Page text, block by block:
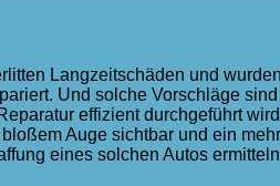
Langzeitschäden und
Und solche Vorschläge
effizient durchgeführt
Auge sichtbar und ein
eines solchen Autos